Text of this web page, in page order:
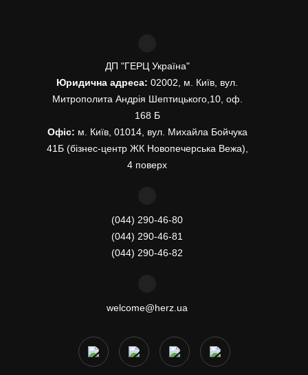
ДП "ГЕРЦ Україна"
Юридична адреса: 02002, м. Київ, вул.
Митрополита Андрія Шептицького,10, оф.
168 Б
Офіс: м. Київ, 01014, вул. Михайла Бойчука
41Б (бізнес-центр ЖК Новопечерська Вежа),
4 поверх
(044) 290-46-80
(044) 290-46-81
(044) 290-46-82
welcome@herz.ua